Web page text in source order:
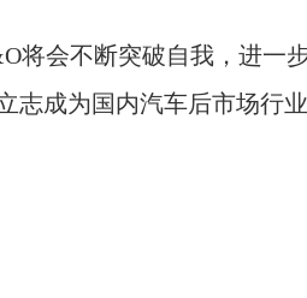
会不断突破自我，进一步
志成为国内汽车后市场行